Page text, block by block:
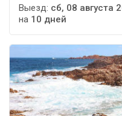
Выезд: сб, 08 августа
на 10 дней